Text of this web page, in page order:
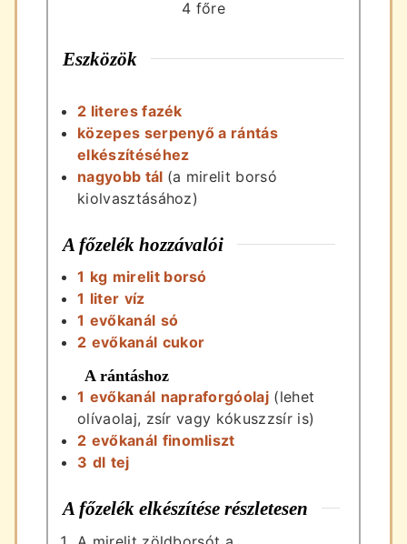
4 főre
Eszközök
2 literes fazék
közepes serpenyő a rántás
elkészítéséhez
nagyobb tál (a mirelit borsó
kiolvasztásához)
A főzelék hozzávalói
1 kg mirelit borsó
1 liter víz
1 evőkanál só
2 evőkanál cukor
A rántáshoz
1 evőkanál napraforgóolaj (lehet
olívaolaj, zsír vagy kókuszzsír is)
2 evőkanál finomliszt
3 dl tej
A főzelék elkészítése részletesen